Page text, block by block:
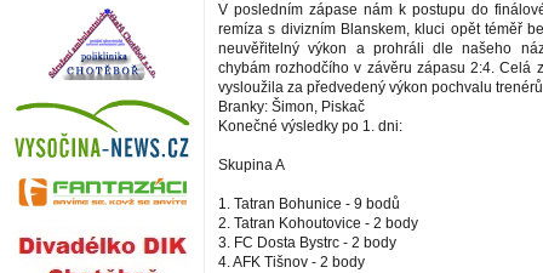
V posledním zápase nám k postupu do
remíza s divizním Blanskem, kluci opět téměř
neuvěřitelný výkon a prohráli dle našeho
chybám rozhodčího v závěru zápasu 2:4. Celá
vysloužila za předvedený výkon pochvalu
Branky: Šimon, Piskač
Konečné výsledky po 1. dni:
Skupina A
1. Tatran Bohunice - 9 bodů
2. Tatran Kohoutovice - 2 body
3. FC Dosta Bystrc - 2 body
4. AFK Tišnov - 2 body